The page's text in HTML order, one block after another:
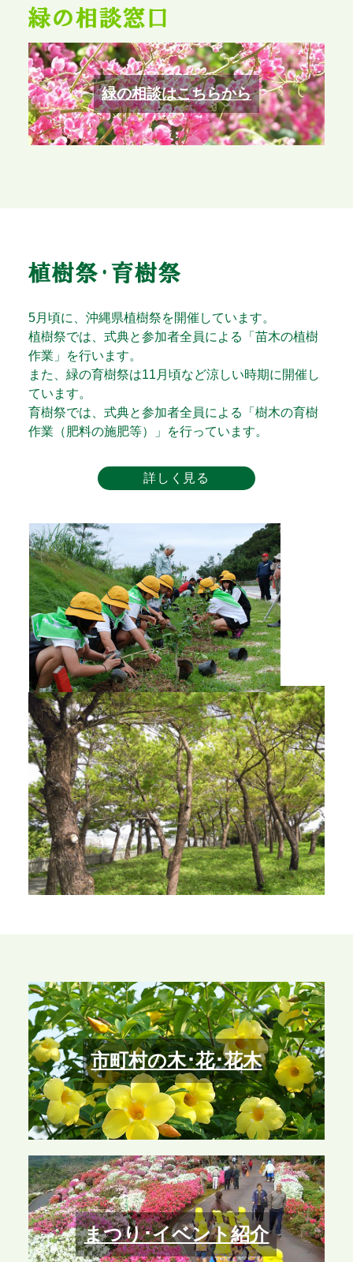
緑の相談はこちらから
5月頃に、沖縄県植樹祭を開催しています。
植樹祭では、式典と参加者全員による「苗⽊の植樹
作業」を⾏います。
また、緑の育樹祭は11月頃など涼しい時期に開催し
ています。
育樹祭では、式典と参加者全員による「樹⽊の育樹
作業（肥料の施肥等）」を⾏っています。
詳しく見る
市町村の木･花･花木
まつり･イベント紹介